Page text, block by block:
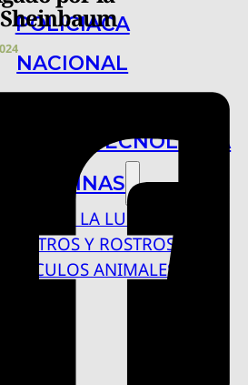
POLICIACA
NACIONAL
Y TECNOLOGÍA
COLUMNAS
BAJO LA LUPA
RASTROS Y ROSTROS
VÍNCULOS ANIMALES